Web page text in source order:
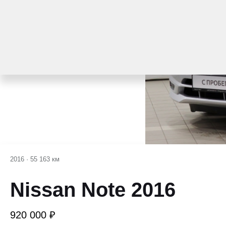
2016 · 55 163 км
Nissan Note 2016
920 000 ₽